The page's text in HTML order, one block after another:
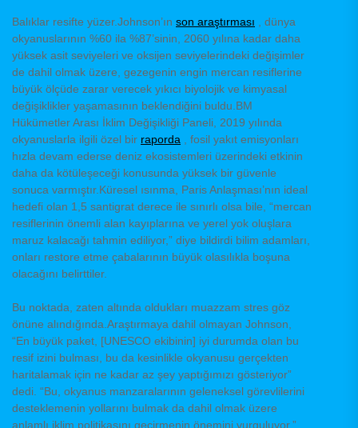
Balıklar resifte yüzer.Johnson’ın son araştırması , dünya
okyanuslarının %60 ila %87’sinin, 2060 yılına kadar daha
yüksek asit seviyeleri ve oksijen seviyelerindeki değişimler
de dahil olmak üzere, gezegenin engin mercan resiflerine
büyük ölçüde zarar verecek yıkıcı biyolojik ve kimyasal
değişiklikler yaşamasının beklendiğini buldu.BM
Hükümetler Arası İklim Değişikliği Paneli, 2019 yılında
okyanuslarla ilgili özel bir raporda , fosil yakıt emisyonları
hızla devam ederse deniz ekosistemleri üzerindeki etkinin
daha da kötüleşeceği konusunda yüksek bir güvenle
sonuca varmıştır.Küresel ısınma, Paris Anlaşması’nın ideal
hedefi olan 1,5 santigrat derece ile sınırlı olsa bile, “mercan
resiflerinin önemli alan kayıplarına ve yerel yok oluşlara
maruz kalacağı tahmin ediliyor,” diye bildirdi bilim adamları,
onları restore etme çabalarının büyük olasılıkla boşuna
olacağını belirttiler.
Bu noktada, zaten altında oldukları muazzam stres göz
önüne alındığında.Araştırmaya dahil olmayan Johnson,
“En büyük paket, [UNESCO ekibinin] iyi durumda olan bu
resif izini bulması, bu da kesinlikle okyanusu gerçekten
haritalamak için ne kadar az şey yaptığımızı gösteriyor”
dedi. “Bu, okyanus manzaralarının geleneksel görevlilerini
desteklemenin yollarını bulmak da dahil olmak üzere
anlamlı iklim politikasını geçirmenin önemini vurguluyor.”